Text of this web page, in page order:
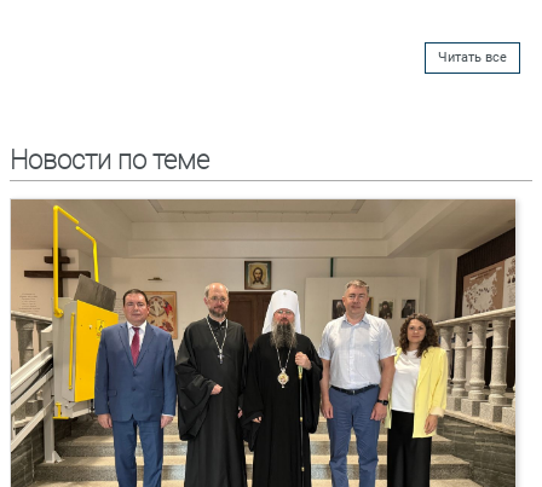
Читать все
Новости по теме